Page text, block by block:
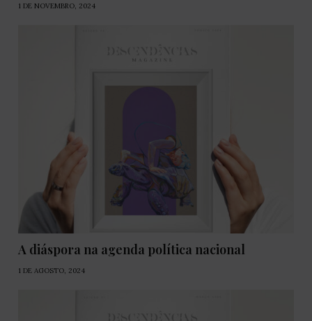
1 DE NOVEMBRO, 2024
A diáspora na agenda política nacional
1 DE AGOSTO, 2024